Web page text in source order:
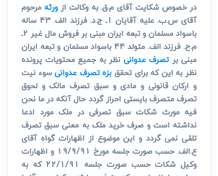
در خصوص شکایت آقای م.ق. به وکالت ازورثه مرحوم
آقای س.ب. علیه آقایان 1ـ ج.د. فرزند الف. 43 ساله
باسواد مسلمان و تبعه ایران مبنی بر فروش مال غیر 2ـ
م.ح. فرزند الف. متولد 44 باسواد مسلمان و تبعه ایران
مبنی برتصرف عدوانی نظر به جمیع محتویات پرونده
نظر به این که برای تحقق بزه تصرف عدوانیسوء نیت
و ارکان قانونی و مادی و سبق تصرف مالک و لحوق
تصرف متصرف بایستی احراز گردد حال آنکه در ما نحن
فیه مورث شکات سبق تصرفی در ملک مورد ادعا
نداشته است و صرف خرید ملک به معنی سبق تصرف
تلقی نمی گردد و این موضوع از اظهارات گواه آقای
ع.الف. حسب صورت جلسه مورخ 19/9/91 و اظهارات
وکیل شکات حسب صورت جلسه 22/1/91 که به